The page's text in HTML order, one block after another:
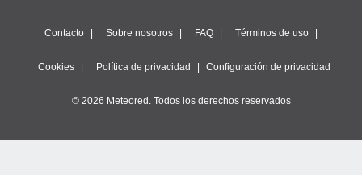
Contacto Sobre nosotros FAQ Términos de uso
Cookies Política de privacidad Configuración de privacidad
© 2026 Meteored. Todos los derechos reservados